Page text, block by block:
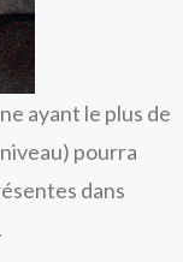
ayant le plus de
pourra
dans